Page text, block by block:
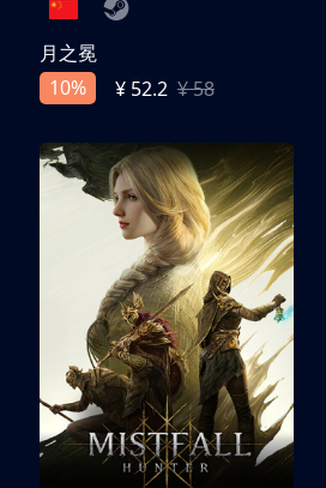
月之冕
10%
¥ 52.2 ¥ 58